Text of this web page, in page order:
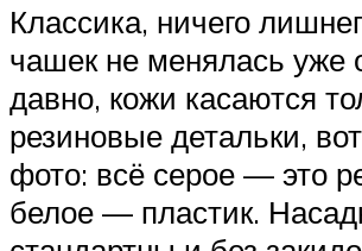
Классика, ничего
чашек не менялась уже
давно, кожи касаются
резиновые детальки,
фото: всё серое — это
белое — пластик.